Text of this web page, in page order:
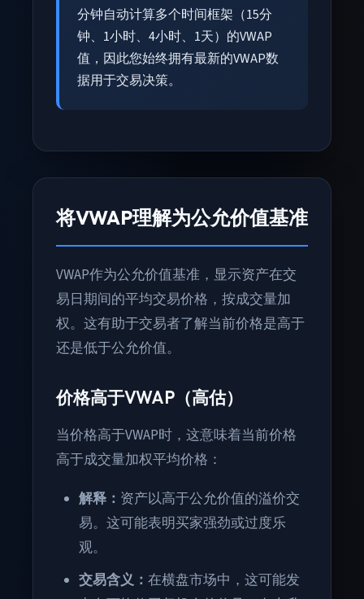
分钟自动计算多个时间框架（15分
钟、1小时、4小时、1天）的VWAP
值，因此您始终拥有最新的VWAP数
据用于交易决策。
将VWAP理解为公允价值基准
VWAP作为公允价值基准，显示资产在交
易日期间的平均交易价格，按成交量加
权。这有助于交易者了解当前价格是高于
还是低于公允价值。
价格高于VWAP（高估）
当价格高于VWAP时，这意味着当前价格
高于成交量加权平均价格：
解释： 资产以高于公允价值的溢价交
易。这可能表明买家强劲或过度乐
观。
交易含义： 在横盘市场中，这可能发